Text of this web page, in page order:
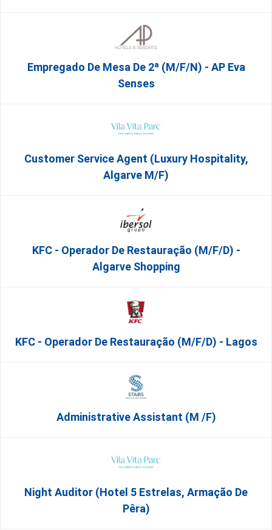
Empregado De Mesa De 2ª (M/F/N) - AP Eva
Senses
Customer Service Agent (Luxury Hospitality,
Algarve M/F)
KFC - Operador De Restauração (m/f/d) -
Algarve Shopping
KFC - Operador De Restauração (m/f/d) - Lagos
Administrative Assistant (m /f)
Night Auditor (Hotel 5 Estrelas, Armação De
Pêra)